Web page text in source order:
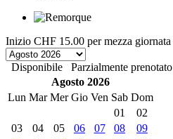
Inizio CHF 15.00 per mezza giornata
Disponibile Parzialmente prenotato
Agosto 2026
Lun Mar Mer Gio Ven Sab Dom
01
02
03
04 05 06 07 08
09